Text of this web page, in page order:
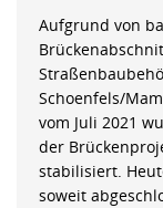
Aufgrund von
Schoenfels/
vom Juli 2021
der
stabilisiert.
soweit